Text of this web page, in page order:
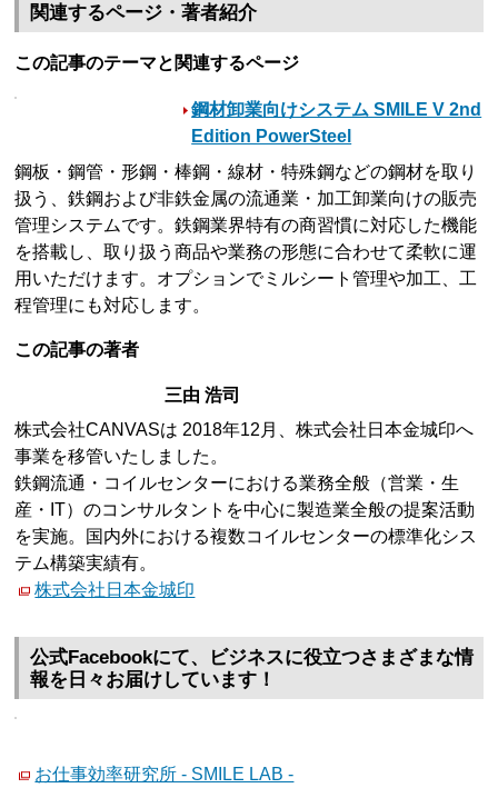
関連するページ・著者紹介
この記事のテーマと関連するページ
鋼材卸業向けシステム SMILE V 2nd
Edition PowerSteel
鋼板・鋼管・形鋼・棒鋼・線材・特殊鋼などの鋼材を取り
扱う、鉄鋼および非鉄金属の流通業・加工卸業向けの販売
管理システムです。鉄鋼業界特有の商習慣に対応した機能
を搭載し、取り扱う商品や業務の形態に合わせて柔軟に運
用いただけます。オプションでミルシート管理や加工、工
程管理にも対応します。
この記事の著者
三由 浩司
株式会社CANVASは 2018年12月、株式会社日本金城印へ
事業を移管いたしました。
鉄鋼流通・コイルセンターにおける業務全般（営業・生
産・IT）のコンサルタントを中心に製造業全般の提案活動
を実施。国内外における複数コイルセンターの標準化シス
テム構築実績有。
株式会社日本金城印
公式Facebookにて、ビジネスに役立つさまざまな情
報を日々お届けしています！
お仕事効率研究所 - SMILE LAB -